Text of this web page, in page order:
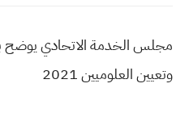
مجلس الخدمة الاتحادي يوضح
وتعيين العلوميين 2021